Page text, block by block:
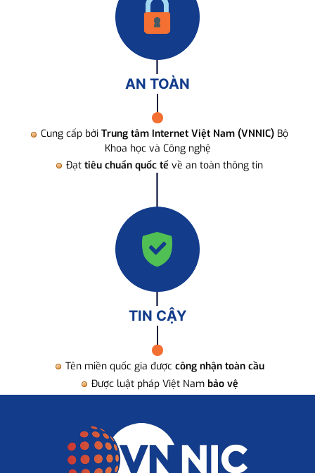
AN TOÀN
Cung cấp bởi Trung tâm Internet Việt Nam (VNNIC) Bộ
Khoa học và Công nghệ
Đạt tiêu chuẩn quốc tế về an toàn thông tin
TIN CẬY
Tên miền quốc gia được công nhận toàn cầu
Được luật pháp Việt Nam bảo vệ